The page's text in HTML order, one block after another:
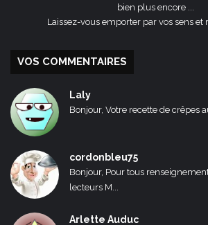
bien plus encore ...
Laissez-vous emporter par vos sens et
VOS COMMENTAIRES
Laly
Bonjour, Votre recette de crêpes
cordonbleu75
Bonjour, Pour tous
lecteurs M...
Arlette Auduc